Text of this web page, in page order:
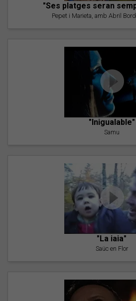
"Ses platges seran
Pepet i Marieta, amb Abril
"Inigualable"
Samu
"La iaia"
Saüc en Flor